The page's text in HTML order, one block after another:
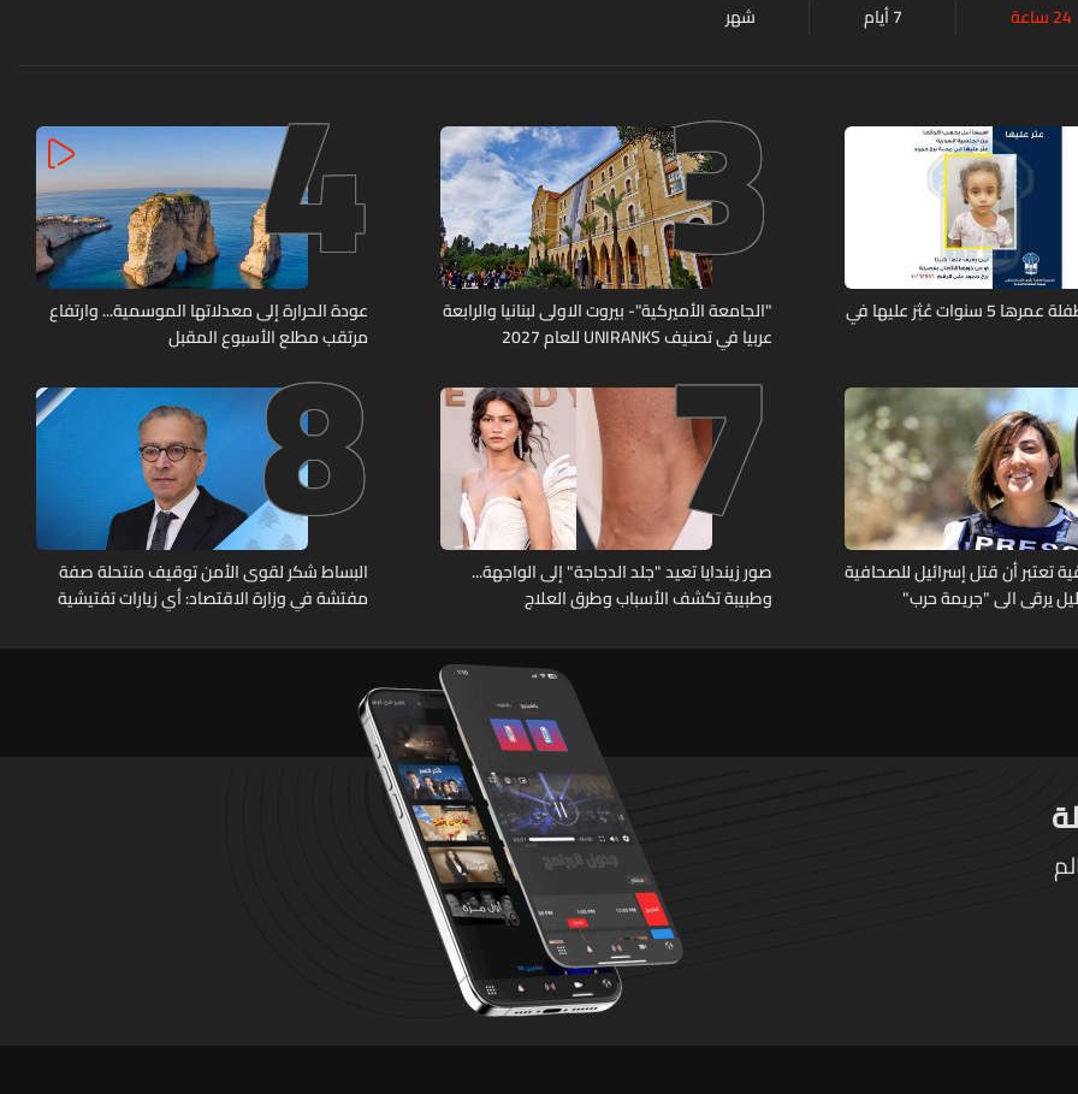
24 ساعة 7 أيام شهر
تعميم صورة طفلة عمرها 5 سنوات عُثِرَ عليها في
3
"الجامعة الأميركية"- بيروت الاولى لبنانيا والرابعة
عربيا في تصنيف UNIRANKS للعام 2027
4
عودة الحرارة إلى معدلاتها الموسمية... وارتفاع
مرتقب مطلع الأسبوع المقبل
تعتبر أن قتل إسرائيل للصحافية
يرقى الى "جريمة حرب"
7
صور زيندايا تعيد "جلد الدجاجة" إلى الواجهة...
وطبيبة تكشف الأسباب وطرق العلاج
8
البساط شكر لقوى الأمن توقيف منتحلة صفة
مفتشة في وزارة الاقتصاد: أي زيارات تفتيشية